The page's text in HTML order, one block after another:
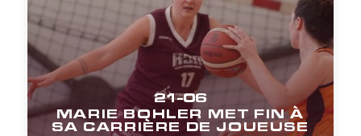
21-06
MARIE BOHLER MET FIN À
SA CARRIÈRE DE JOUEUSE